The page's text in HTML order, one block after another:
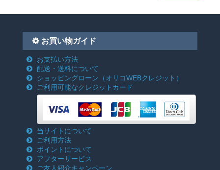
お買い物ガイド
お支払い方法
配送・送料について
ショッピングローン （オリコWEBクレジット）
ご利用可能なクレジットカード
当サイトについて
ご利用方法
ポイントについて
アフターサービス
ご友人紹介キャンペーン